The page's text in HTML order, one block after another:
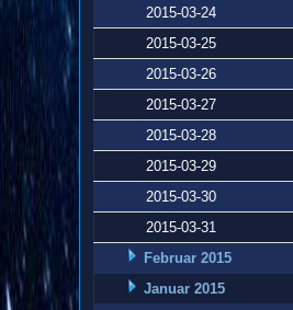
2015-03-24
2015-03-25
2015-03-26
2015-03-27
2015-03-28
2015-03-29
2015-03-30
2015-03-31
Februar 2015
Januar 2015